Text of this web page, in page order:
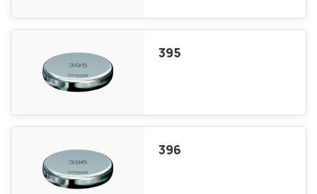
395
396